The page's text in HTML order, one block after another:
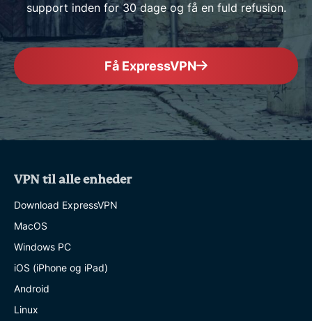
support inden for 30 dage og få en fuld refusion.
Få ExpressVPN
VPN til alle enheder
Download ExpressVPN
MacOS
Windows PC
iOS (iPhone og iPad)
Android
Linux